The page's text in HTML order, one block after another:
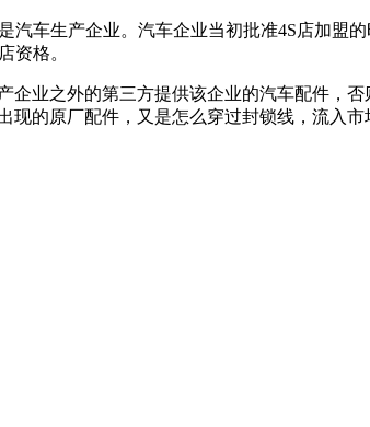
车生产企业。汽车企业当初批准4S店加盟
资格。
业之外的第三方提供该企业的汽车配件，
的原厂配件，又是怎么穿过封锁线，流入市